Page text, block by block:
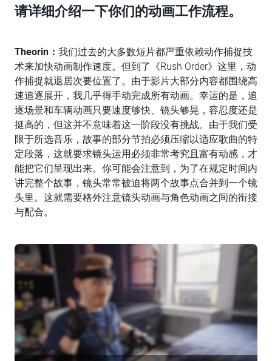
请详细介绍一下你们的动画工作流程。
Theorin： 我们过去的大多数短片都严重依赖动作捕捉技
术来加快动画制作速度。但到了《Rush Order》这里，动
作捕捉就退居次要位置了。由于影片大部分内容都围绕高
速追逐展开，我几乎得手动完成所有动画。幸运的是，追
逐场景和车辆动画只要速度够快、镜头够晃，容忍度还是
挺高的，但这并不意味着这一阶段没有挑战。由于我们受
限于所选音乐，故事的部分节拍必须压缩以适应歌曲的特
定段落，这就要求镜头运用必须非常考究且富有动感，才
能把它们呈现出来。你可能会注意到，为了在规定时间内
讲完整个故事，镜头常常被迫将两个故事点合并到一个镜
头里。这就需要格外注意镜头动画与角色动画之间的衔接
与配合。